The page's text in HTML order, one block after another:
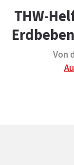
Werbung
Kontakt
Das Team
KONTAKT
DAS TEAM
ÜBER UNS
THW-
Von
Drucken